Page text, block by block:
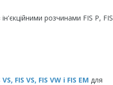
розчинами FIS P, FIS
FIS VS, FIS VW і FIS EM для